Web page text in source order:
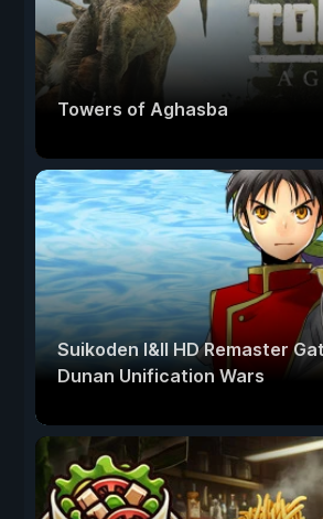
Towers of Aghasba
Suikoden I&II HD Remaster
Dunan Unification Wars